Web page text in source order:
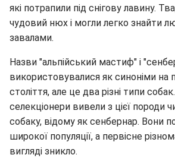
які потрапили під снігову лавину.
чудовий нюх і могли легко знайти
завалами.
Назви "альпійський мастиф" і
використовувалися як синоніми на
століття, але це два різні типи
селекціонери вивели з цієї породи
собаку, відому як сенбернар. Вони
широкої популяції, а первісне
вигляді зникло.